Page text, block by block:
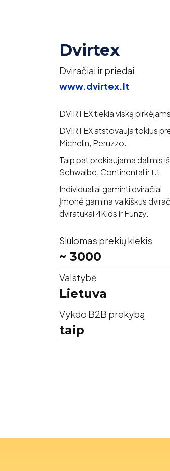
Dvirtex
Dviračiai ir priedai
www.dvirtex.lt
DVIRTEX tiekia viską
DVIRTEX atstovauja tokius
Michelin, Peruzzo.
Taip pat prekiaujama dalimis
Schwalbe, Continental ir t.t.
Individualiai gaminti dviračiai
Įmonė gamina vaikiškus
dviratukai 4Kids ir Funzy.
Siūlomas prekių kiekis
~ 3000
Valstybė
Lietuva
Vykdo B2B prekybą
taip